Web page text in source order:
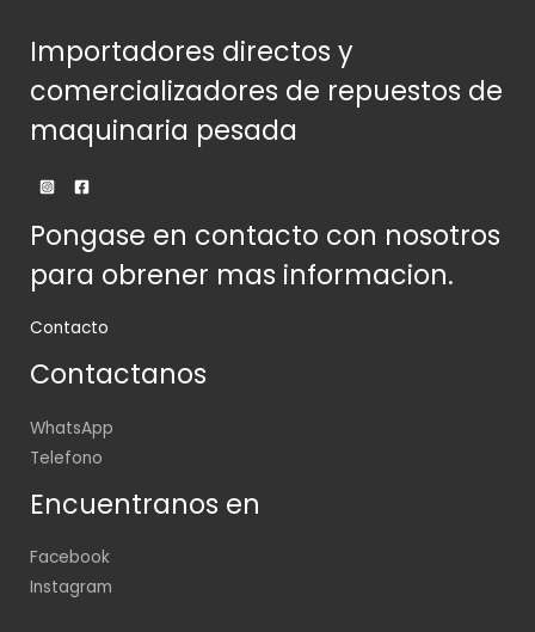
Importadores directos y
comercializadores de repuestos de
maquinaria pesada
Pongase en contacto con nosotros
para obrener mas informacion.
Contacto
Contactanos
WhatsApp
Telefono
Encuentranos en
Facebook
Instagram